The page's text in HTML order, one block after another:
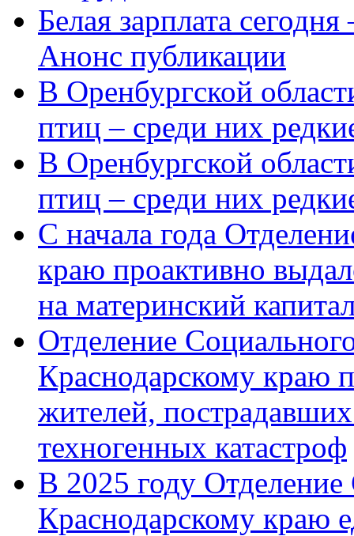
Белая зарплата
Анонс публикации
В Оренбургской
птиц – среди них
В Оренбургской
птиц – среди них
С начала года
краю проактивно
на материнский
Отделение
Краснодарскому краю
жителей,
техногенных катастроф
В 2025 году
Краснодарскому краю